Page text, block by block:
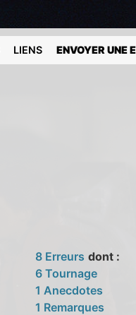
LIENS ENVOYER UNE
8 Erreurs dont :
6 Tournage
1 Anecdotes
1 Remarques